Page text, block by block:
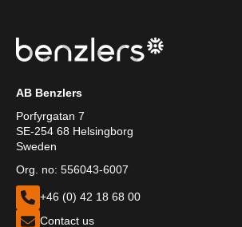
AB Benzlers
Porfyrgatan 7
SE-254 68 Helsingborg
Sweden
Org. no: 556043-6007
+46 (0) 42 18 68 00
Contact us